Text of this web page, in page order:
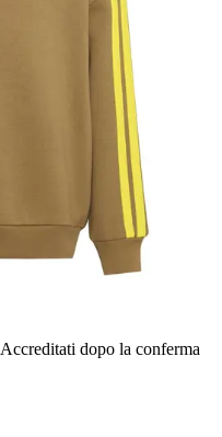
Accreditati dopo la conferma